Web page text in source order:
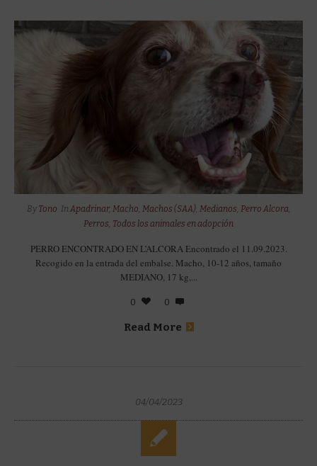
By Tono In Apadrinar, Macho Machos (SAA), Medianos Perro Alcora
Perros Todos los animales en adopción
PERRO ENCONTRADO EN L’ALCORA Encontrado el 11.09.2023.
Recogido en la entrada del embalse. Macho, 10-12 años, tamaño
MEDIANO, 17 kg,...
0 0
Read More
04/04/2023